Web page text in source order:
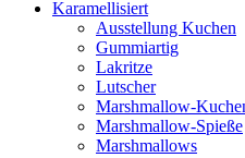
Karamellisiert
Ausstellung Kuchen
Gummiartig
Lakritze
Lutscher
Marshmallow-
Marshmallow-Spieße
Marshmallows